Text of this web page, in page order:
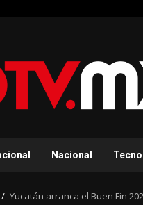
Nacional
Yucatán arranca el Buen Fin